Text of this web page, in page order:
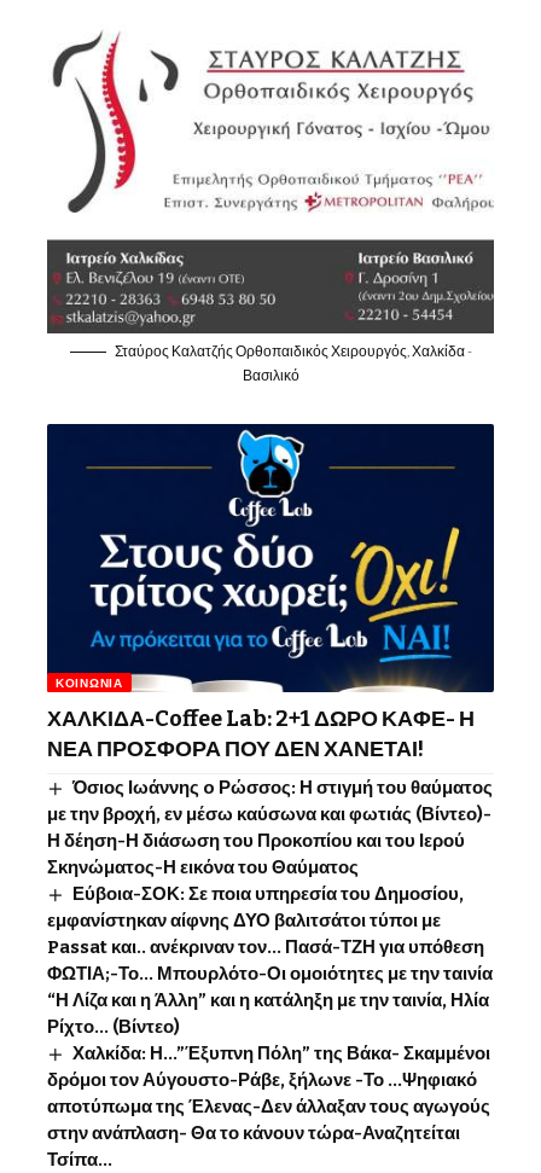
Σταύρος Καλατζής Ορθοπαιδικός Χειρουργός, Χαλκίδα -
Βασιλικό
ΚΟΙΝΩΝΊΑ
ΧΑΛΚΙΔΑ-Coffee Lab: 2+1 ΔΩΡΟ ΚΑΦΕ- Η
ΝΕΑ ΠΡΟΣΦΟΡΑ ΠΟΥ ΔΕΝ ΧΑΝΕΤΑΙ!
Όσιος Ιωάννης o Ρώσσος: Η στιγμή του θαύματος
με την βροχή, εν μέσω καύσωνα και φωτιάς (Βίντεο)-
Η δέηση-Η διάσωση του Προκοπίου και του Ιερού
Σκηνώματος-Η εικόνα του Θαύματος
Εύβοια-ΣΟΚ: Σε ποια υπηρεσία του Δημοσίου,
εμφανίστηκαν αίφνης ΔΥΟ βαλιτσάτοι τύποι με
Passat και.. ανέκριναν τον… Πασά-ΤΖΗ για υπόθεση
ΦΩΤΙΑ;-Το… Μπουρλότο-Οι ομοιότητες με την ταινία
“Η Λίζα και η Άλλη” και η κατάληξη με την ταινία, Ηλία
Ρίχτο… (Βίντεο)
Χαλκίδα: Η…”Έξυπνη Πόλη” της Βάκα- Σκαμμένοι
δρόμοι τον Αύγουστο-Ράβε, ξήλωνε -Το …Ψηφιακό
αποτύπωμα της Έλενας-Δεν άλλαξαν τους αγωγούς
στην ανάπλαση- Θα το κάνουν τώρα-Αναζητείται
Τσίπα…